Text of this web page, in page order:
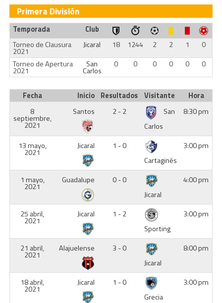
Primera División
Temporada
Club
Torneo de Clausura
2021
Jicaral 18 1244 2 2 1
0
Torneo de Apertura
2021
San
Carlos
0 0 0 0 0 0
Fecha Inicio Resultados Visitante
Hora
8
septiembre,
2021
Santos 2 - 2
San
Carlos
8:30 pm
13 mayo,
2021
Jicaral
1 - 0
Cartaginés
3:00 pm
1 mayo,
2021
Guadalupe
0 - 0
Jicaral
4:00 pm
25 abril,
2021
Jicaral
1 - 2
Sporting
3:00 pm
21 abril,
2021
Alajuelense
3 - 0
Jicaral
8:00 pm
18 abril,
2021
Jicaral
1 - 0
Grecia
3:00 pm